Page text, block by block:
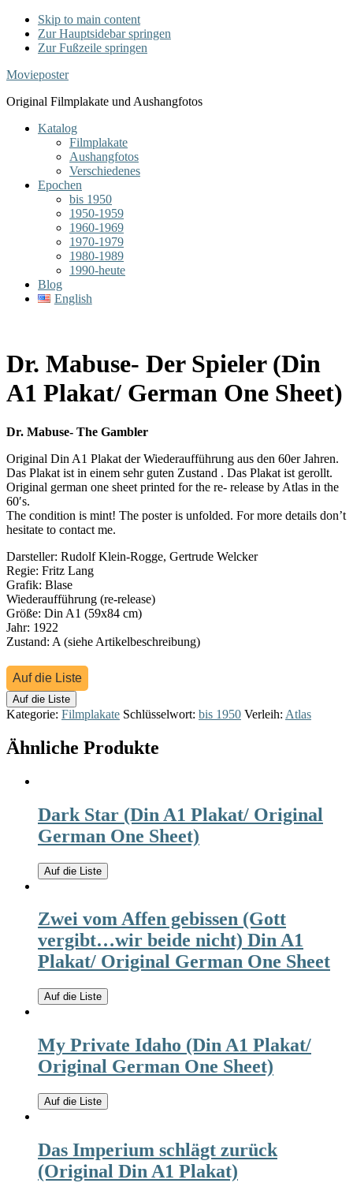
Skip to main content
Zur Hauptsidebar springen
Zur Fußzeile springen
Movieposter
Original Filmplakate und Aushangfotos
Katalog
Filmplakate
Aushangfotos
Verschiedenes
Epochen
bis 1950
1950-1959
1960-1969
1970-1979
1980-1989
1990-heute
Blog
English
Dr. Mabuse- Der Spieler (Din
A1 Plakat/ German One Sheet)
Dr. Mabuse- The Gambler
Original Din A1 Plakat der Wiederaufführung aus den 60er Jahren.
Das Plakat ist in einem sehr guten Zustand . Das Plakat ist gerollt.
Original german one sheet printed for the re- release by Atlas in the
60′s.
The condition is mint! The poster is unfolded. For more details don’t
hesitate to contact me.
Darsteller: Rudolf Klein-Rogge, Gertrude Welcker
Regie: Fritz Lang
Grafik: Blase
Wiederaufführung (re-release)
Größe: Din A1 (59x84 cm)
Jahr: 1922
Zustand: A (siehe Artikelbeschreibung)
Auf die Liste
Auf die Liste
Kategorie: Filmplakate Schlüsselwort: bis 1950 Verleih: Atlas
Ähnliche Produkte
Dark Star (Din A1 Plakat/ Original
German One Sheet)
Auf die Liste
Zwei vom Affen gebissen (Gott
vergibt…wir beide nicht) Din A1
Plakat/ Original German One Sheet
Auf die Liste
My Private Idaho (Din A1 Plakat/
Original German One Sheet)
Auf die Liste
Das Imperium schlägt zurück
(Original Din A1 Plakat)